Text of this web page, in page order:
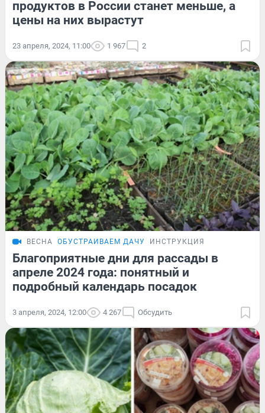
продуктов в России станет меньше, а
цены на них вырастут
23 апреля, 2024, 11:00 1 967 2
ВЕСНА ОБУСТРАИВАЕМ ДАЧУ ИНСТРУКЦИЯ
Благоприятные дни для рассады в
апреле 2024 года: понятный и
подробный календарь посадок
3 апреля, 2024, 12:00 4 267 Обсудить